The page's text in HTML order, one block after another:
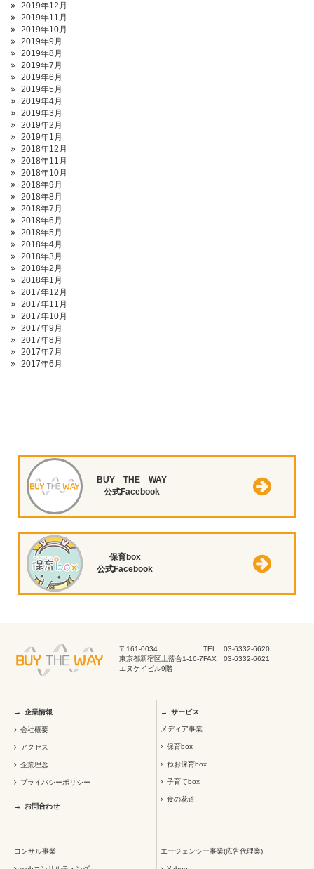
2019年12月
2019年11月
2019年10月
2019年9月
2019年8月
2019年7月
2019年6月
2019年5月
2019年4月
2019年3月
2019年2月
2019年1月
2018年12月
2018年11月
2018年10月
2018年9月
2018年8月
2018年7月
2018年6月
2018年5月
2018年4月
2018年3月
2018年2月
2018年1月
2017年12月
2017年11月
2017年10月
2017年9月
2017年8月
2017年7月
2017年6月
BUY THE WAY
公式Facebook
保育box
公式Facebook
〒161-0034
東京都新宿区上落合1-16-7
エヌケイビル9階
TEL 03-6332-6620
FAX 03-6332-6621
企業情報
会社概要
アクセス
企業理念
プライバシーポリシー
お問合わせ
サービス
メディア事業
保育box
ねお保育box
子育てbox
食の花道
コンサル事業 エージェンシー事業(広告代理業)